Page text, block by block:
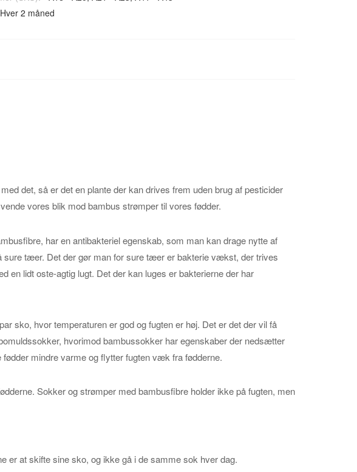
Hver 2 måned
det, så er det en plante der kan drives frem uden brug af pesticider
vores blik mod bambus strømper til vores fødder.
har en antibakteriel egenskab, som man kan drage nytte af
sure tæer. Det der gør man for sure tæer er bakterie vækst, der trives
lidt oste-agtig lugt. Det der kan luges er bakterierne der har
sko, hvor temperaturen er god og fugten er høj. Det er det der vil få
hvorimod bambussokker har egenskaber der nedsætter
mindre varme og flytter fugten væk fra fødderne.
Sokker og strømper med bambusfibre holder ikke på fugten, men
er at skifte sine sko, og ikke gå i de samme sok hver dag.